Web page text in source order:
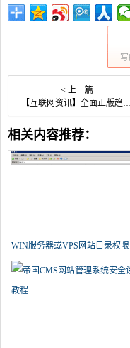
< 上一篇
【互联网资讯】全面正版趋势下，还有什么理由离不开 BT 种子、字幕组？
相关内容推荐：
WIN服务器或VPS网站目录权
帝